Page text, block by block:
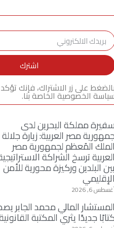
اشترك
على زر الاشتراك، فإنك
الخصوصية الخاصة بنا.
مملكة البحرين لدى
مصر العربية: زيارة جلالة
المُعظم لجمهورية مصر
ترسخ الشراكة
البلدين وركيزة محورية للأمن
6, 2026
المالي محمد الجابر
جديدًا يثري المكتبة